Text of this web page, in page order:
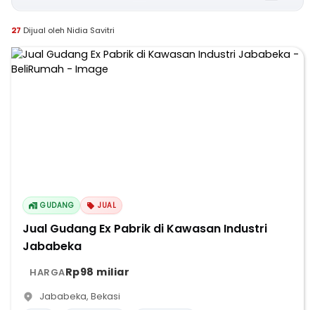
27 Dijual oleh Nidia Savitri
GUDANG JUAL
Jual Gudang Ex Pabrik di Kawasan Industri
Jababeka
HARGARp98 miliar
Jababeka, Bekasi